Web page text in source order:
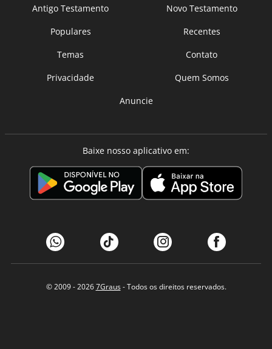
Antigo Testamento
Novo Testamento
Populares
Recentes
Temas
Contato
Privacidade
Quem Somos
Anuncie
Baixe nosso aplicativo em:
© 2009 - 20267Graus- Todos os direitos reservados.